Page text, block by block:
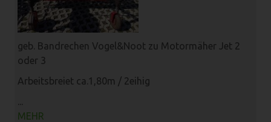
geb. Bandrechen Vogel&Noot zu Motormäher Jet 2
oder 3
Arbeitsbreiet ca.1,80m / 2eihig
...
MEHR